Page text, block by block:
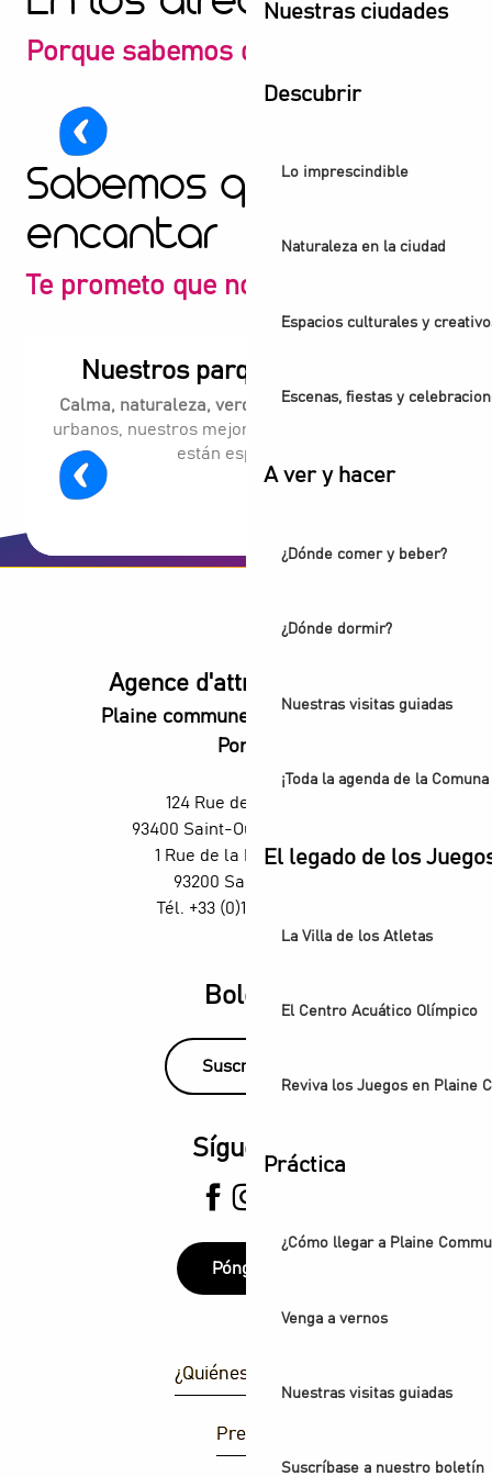
Nuestras ciudades
Descubrir
Lo imprescindible
Naturaleza en la ciudad
Espacios culturales y
Escenas, fiestas y
A ver y hacer
¿Dónde comer y beber?
¿Dónde dormir?
Nuestras visitas guiadas
¡Toda la agenda de la
El legado de los
La Villa de los Atletas
El Centro Acuático Olímpico
Reviva los Juegos en Plaine
Práctica
¿Cómo llegar a Plaine
Venga a vernos
Nuestras visitas guiadas
Suscríbase a nuestro boletín
Porque sabemos que eres un vago
Avenida del Arte Callejero
Sabemos que te va a
encantar
Te prometo que no te decepcionará
Nuestros parques y jardines
Calma, naturaleza, verdor.
Lejos de los tópicos
urbanos, nuestros mejores parques y jardines le
están esperando.
Agence d'attractivité POP
Plaine commune vous Ouvre ses
Portes
124 Rue des Rosiers,
93400 Saint-Ouen-sur-Seine
1 Rue de la République,
93200 Saint-Denis
Tél. +33 (0)1 55 870 870
Boletín
Suscríbase
Síguenos
Póngase
¿Quiénes somos?
Prensa